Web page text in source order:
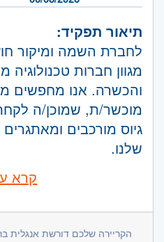
תיאור תפקיד:
לחברת השמה ומיקור
מגוון חברות טכנולוגיה
והכשרה. אנו מחפשים
מוכשר/ת, שמוכן/ה
גיוס מורכבים
שלנו.
איתור ואבחון
ניסיון בגיוס טכנולוגי –
בוגר/ת תואר ראשון
קרא
הקריירה שלכם דורשת אנגלית